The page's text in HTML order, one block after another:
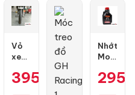
₫
Vỏ
xe
70/90-
395.000₫
Nhớt
Motul
10W50